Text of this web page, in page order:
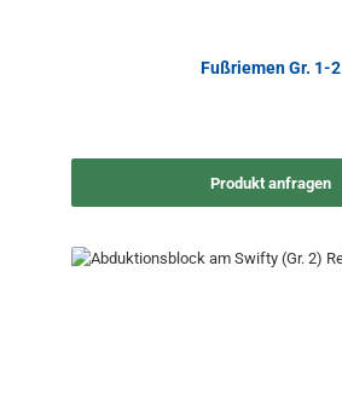
Fußriemen Gr. 1-2
Produkt anfragen